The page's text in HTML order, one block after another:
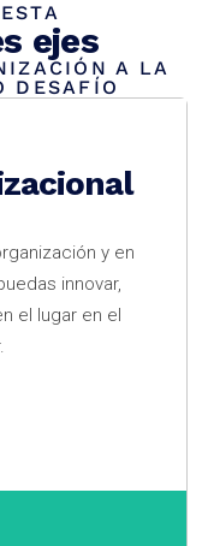
ejes
A LA
DESAFÍO
y en
innovar,
el lugar en el